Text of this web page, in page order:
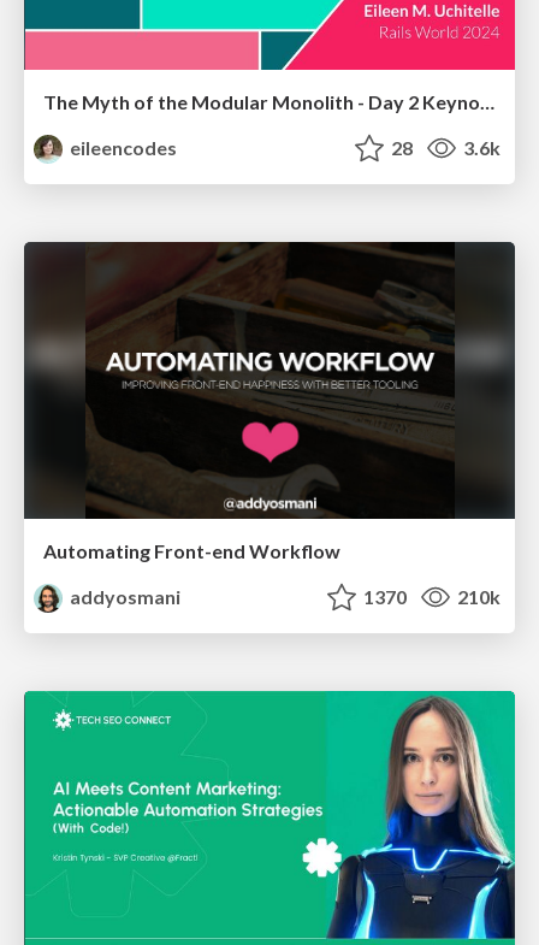
The Myth of the Modular Monolith - Day 2 Keynote - Rails World 2024
eileencodes
28 3.6k
Automating Front-end Workflow
addyosmani
1370 210k